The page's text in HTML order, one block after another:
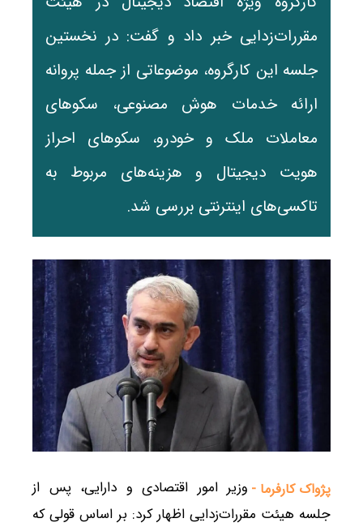
مقررات‌زدایی خبر داد و گفت: در نخستین
جلسه این کارگروه، موضوعاتی از جمله پروانه
ارائه خدمات هوش مصنوعی، سکو‌های
معاملات ملک و خودرو، سکو‌های احراز
هویت دیجیتال و هزینه‌های مربوط به
تاکسی‌های اینترنتی بررسی شد.
پژواک کارفرما - وزیر امور اقتصادی و دارایی، پس از
جلسه هیئت مقررات‌زدایی اظهار کرد: بر اساس قولی که